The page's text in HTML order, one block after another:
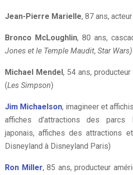
Jean-Pierre Marielle, 87 ans,
Bronco McLoughlin, 80 ans,
Jones et le Temple Maudit, Star Wars)
Michael Mendel, 54 ans,
(Les Simpson)
Jim Michaelson, imagineer et
affiches d’attractions des parcs
japonais, affiches des attractions
Disneyland à Disneyland Paris)
Ron Miller, 85 ans, producteur